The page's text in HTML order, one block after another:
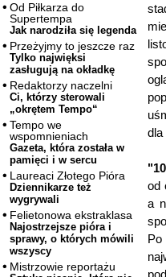
Od Piłkarza do
Supertempa
Jak narodziła się legenda
Przeżyjmy to jeszcze raz
Tylko najwięksi
zasługują na okładkę
Redaktorzy naczelni
Ci, którzy sterowali
„okrętem Tempo“
Tempo we
wspomnieniach
Gazeta, która została w
pamięci i w sercu
Laureaci Złotego Pióra
Dziennikarze też
wygrywali
Felietonowa ekstraklasa
Najostrzejsze pióra i
sprawy, o których mówili
wszyscy
Mistrzowie reportażu
dla
od
a